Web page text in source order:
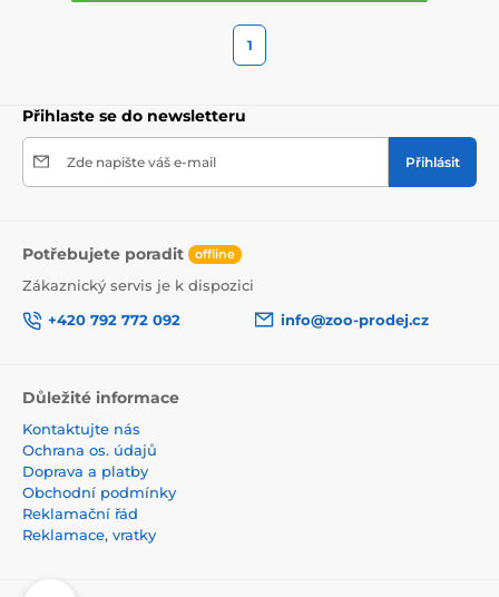
1
Přihlaste se do newsletteru
Zde napište váš e-mail Přihlásit
Potřebujete poradit offline
Zákaznický servis je k dispozici
+420 792 772 092
info@zoo-prodej.cz
Důležité informace
Kontaktujte nás
Ochrana os. údajů
Doprava a platby
Obchodní podmínky
Reklamační řád
Reklamace, vratky